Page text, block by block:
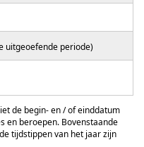
uitgeoefende periode)
de begin- en / of einddatum
en beroepen. Bovenstaande
tijdstippen van het jaar zijn